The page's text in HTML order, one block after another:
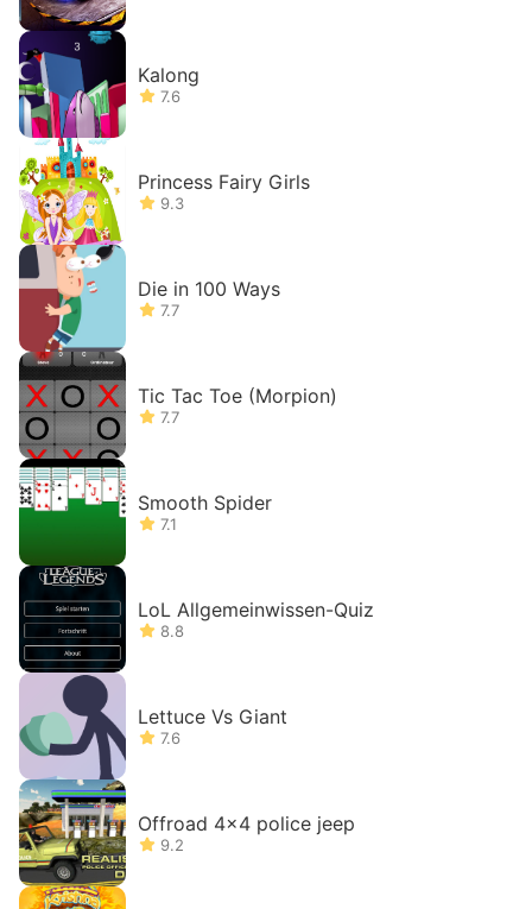
Kalong
7.6
Princess Fairy Girls
9.3
Die in 100 Ways
7.7
Tic Tac Toe (Morpion)
7.7
Smooth Spider
7.1
LoL Allgemeinwissen-Quiz
8.8
Lettuce Vs Giant
7.6
Offroad 4x4 police jeep
9.2